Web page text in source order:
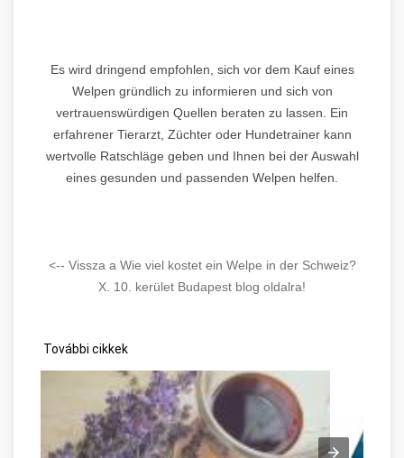
Es wird dringend empfohlen, sich vor dem Kauf eines
Welpen gründlich zu informieren und sich von
vertrauenswürdigen Quellen beraten zu lassen. Ein
erfahrener Tierarzt, Züchter oder Hundetrainer kann
wertvolle Ratschläge geben und Ihnen bei der Auswahl
eines gesunden und passenden Welpen helfen.
<-- Vissza a Wie viel kostet ein Welpe in der Schweiz?
X. 10. kerület Budapest blog oldalra!
További cikkek